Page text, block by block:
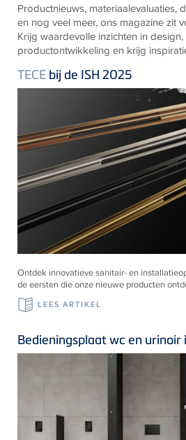
Productnieuws, materiaalevaluaties,
en nog veel meer, ons magazine zit
Krijg waardevolle inzichten in
productontwikkeling en krijg
Ontdek innovatieve sanitair- en
de eersten die onze nieuwe producten
LEES ARTIKEL
TECE bij de ISH 2025
Bedieningsplaat wc en urinoir